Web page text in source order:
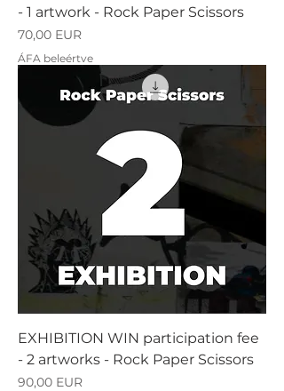
- 1 artwork - Rock Paper Scissors
Ár
70,00 EUR
ÁFA beleértve
EXHIBITION WIN participation fee
- 2 artworks - Rock Paper Scissors
Ár
90,00 EUR